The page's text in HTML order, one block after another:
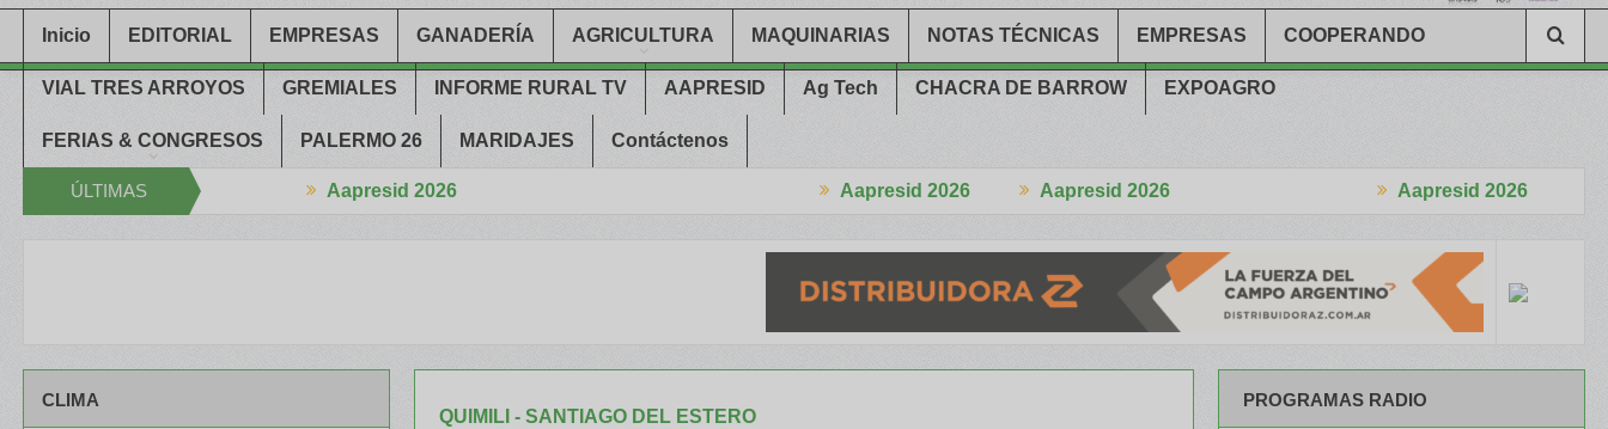
Inicio EDITORIAL EMPRESAS GANADERÍA AGRICULTURA MAQUINARIAS NOTAS TÉCNICAS EMPRESAS COOPERANDO
VIAL TRES ARROYOS GREMIALES INFORME RURAL TV AAPRESID Ag Tech CHACRA DE BARROW EXPOAGRO
FERIAS & CONGRESOS PALERMO 26 MARIDAJES Contáctenos
ÚLTIMAS Aapresid 2026 Aapresid 2026 Aapresid 2026 Aapresid 2026
QUIMILI - SANTIAGO DEL ESTERO
CLIMA PROGRAMAS RADIO